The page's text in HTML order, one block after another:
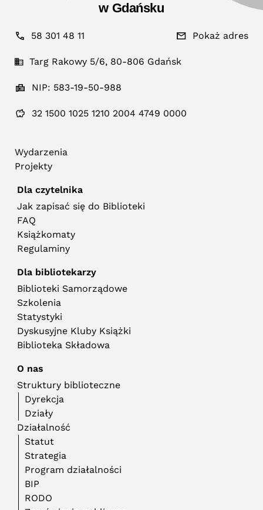
w Gdańsku
58 301 48 11 Pokaż adres
Targ Rakowy 5/6, 80-806 Gdańsk
NIP: 583-19-50-988
32 1500 1025 1210 2004 4749 0000
Wydarzenia
Projekty
Dla czytelnika
Jak zapisać się do Biblioteki
FAQ
Książkomaty
Regulaminy
Dla bibliotekarzy
Biblioteki Samorządowe
Szkolenia
Statystyki
Dyskusyjne Kluby Książki
Biblioteka Składowa
O nas
Struktury biblioteczne
Dyrekcja
Działy
Działalność
Statut
Strategia
Program działalności
BIP
RODO